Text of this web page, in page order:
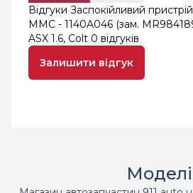
Відгуки Заспокійливий
MMC - 1140A046 (зам.
ASX 1.6, Colt 0 відгуків
Залишити відгук
Моделі